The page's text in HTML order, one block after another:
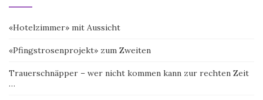
«Hotelzimmer» mit Aussicht
«Pfingstrosenprojekt» zum Zweiten
Trauerschnäpper – wer nicht kommen kann zur rechten Zeit
…